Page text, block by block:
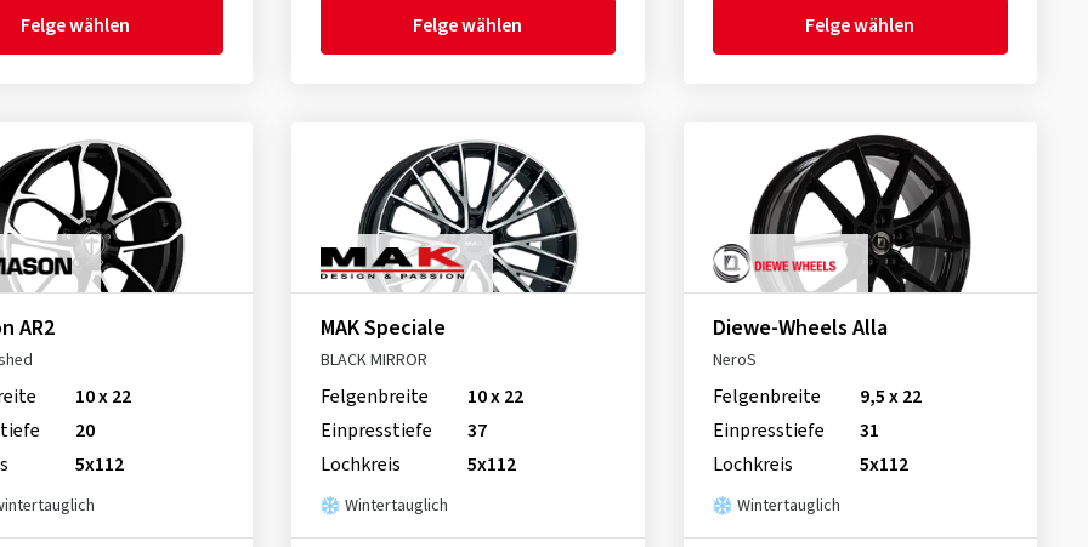
Felge wählen Felge wählen Felge wählen
AR2
10 x 22
20
5x112
MAK Speciale
BLACK MIRROR
Felgenbreite
10 x 22
Einpresstiefe
37
Lochkreis
5x112
Wintertauglich
Diewe-Wheels Alla
NeroS
Felgenbreite
9,5 x 22
Einpresstiefe
31
Lochkreis
5x112
Wintertauglich